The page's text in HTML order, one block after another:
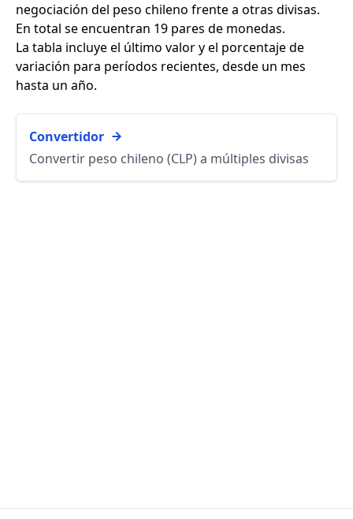
negociación del peso chileno frente a otras divisas.
En total se encuentran 19 pares de monedas.
La tabla incluye el último valor y el porcentaje de
variación para períodos recientes, desde un mes
hasta un año.
Convertidor
Convertir peso chileno (CLP)a múltiples divisas